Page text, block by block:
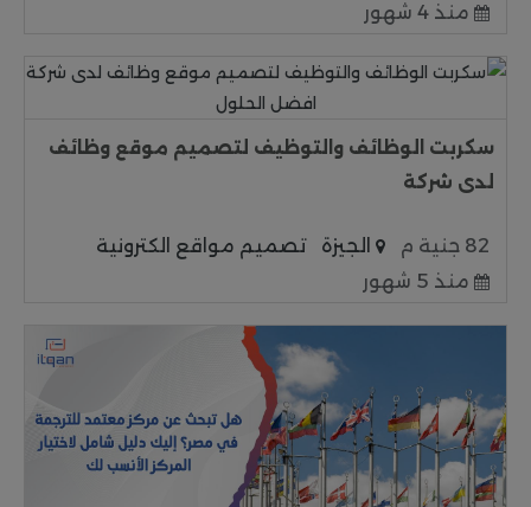
منذ 4 شهور
سكربت الوظائف والتوظيف لتصميم موقع وظائف
لدى شركة
82 جنية م الجيزة
تصميم مواقع الكترونية
منذ 5 شهور